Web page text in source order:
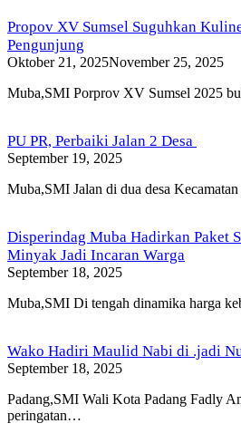
Propov XV Sumsel Suguhkan
Pengunjung
Oktober 21, 2025November 25, 2025
Muba,SMI Porprov XV Sumsel 2025
PU PR, Perbaiki Jalan 2 Desa
September 19, 2025
Muba,SMI Jalan di dua desa
Disperindag Muba Hadirkan Paket
Minyak Jadi Incaran Warga
September 18, 2025
Muba,SMI Di tengah dinamika harga
Wako Hadiri Maulid Nabi di .jadi
September 18, 2025
Padang,SMI Wali Kota Padang Fadly
peringatan…